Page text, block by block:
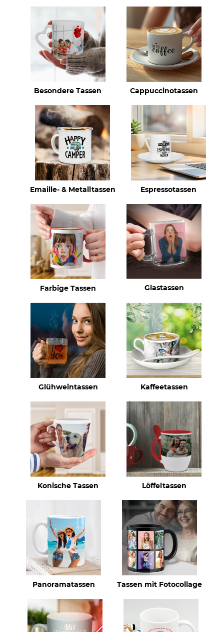
Besondere Tassen Cappuccinotassen
Emaille- & Metalltassen Espressotassen
Farbige Tassen Glastassen
Glühweintassen Kaffeetassen
Konische Tassen Löffeltassen
Panoramatassen Tassen mit Fotocollage